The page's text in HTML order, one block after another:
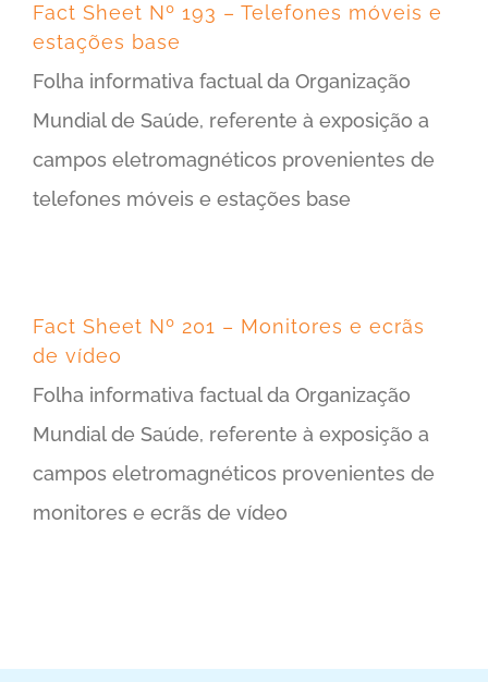
Fact Sheet Nº 193 – Telefones móveis e
estações base
Folha informativa factual da Organização
Mundial de Saúde, referente à exposição a
campos eletromagnéticos provenientes de
telefones móveis e estações base
Fact Sheet Nº 201 – Monitores e ecrãs
de vídeo
Folha informativa factual da Organização
Mundial de Saúde, referente à exposição a
campos eletromagnéticos provenientes de
monitores e ecrãs de vídeo